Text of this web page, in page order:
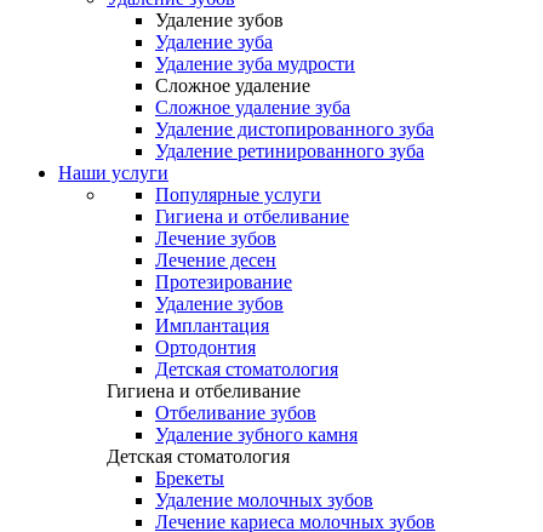
Удаление зубов
Удаление зуба
Удаление зуба мудрости
Сложное удаление
Сложное удаление зуба
Удаление дистопированного зуба
Удаление ретинированного зуба
Наши услуги
Популярные услуги
Гигиена и отбеливание
Лечение зубов
Лечение десен
Протезирование
Удаление зубов
Имплантация
Ортодонтия
Детская стоматология
Гигиена и отбеливание
Отбеливание зубов
Удаление зубного камня
Детская стоматология
Брекеты
Удаление молочных зубов
Лечение кариеса молочных зубов